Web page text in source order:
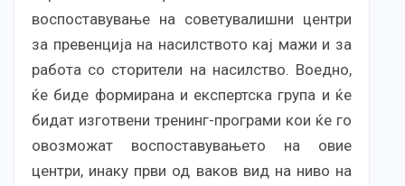
воспоставување на советувалишни центри
за превенција на насилството кај мажи и за
работа со сторители на насилство. Воедно,
ќе биде формирана и експертска група и ќе
бидат изготвени тренинг-програми кои ќе го
овозможат воспоставувањето на овие
центри, инаку први од ваков вид на ниво на